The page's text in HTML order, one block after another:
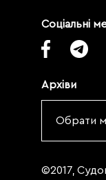
Соціальні
Архіви
Обрати
©2017,